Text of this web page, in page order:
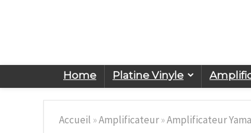
Home Platine Vinyle
Accueil »Amplificateur»Amplificateur